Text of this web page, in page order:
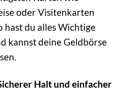
oder Visitenkarten
hast du alles Wichtige
kannst deine Geldbörse
Halt und einfacher